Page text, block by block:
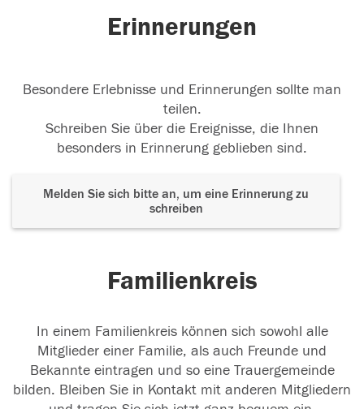
Erinnerungen
Besondere Erlebnisse und Erinnerungen sollte man
teilen.
Schreiben Sie über die Ereignisse, die Ihnen
besonders in Erinnerung geblieben sind.
Melden Sie sich bitte an, um eine Erinnerung zu
schreiben
Familienkreis
In einem Familienkreis können sich sowohl alle
Mitglieder einer Familie, als auch Freunde und
Bekannte eintragen und so eine Trauergemeinde
bilden. Bleiben Sie in Kontakt mit anderen Mitgliedern